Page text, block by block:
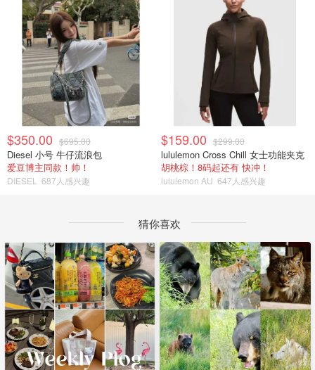
$350.00 $695.00
Diesel 小号 牛仔流浪包
爱豆博主同款！帅！
DIESEL 687人感兴趣
$159.00 $299.00
lululemon Cross Chill 女士功能夹克
胡桃棕！8码起还有 快冲！
lululemon AU 647人感兴趣
猜你喜欢